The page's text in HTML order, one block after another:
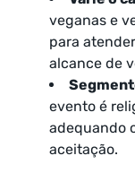
veganas e
para
alcance de
evento é
adequando
aceitação.